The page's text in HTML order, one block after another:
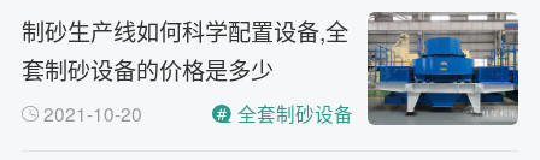
制砂生产线如何科学配置设备,全
套制砂设备的价格是多少
2021-10-20 全套制砂设备